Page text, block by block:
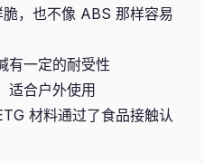
，也不像 ABS 那样容易
有一定的耐受性
适合户外使用
材料通过了食品接触认